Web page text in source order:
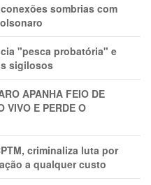
sombrias com
"pesca probatória" e
sigilosos
APANHA FEIO DE
VIVO E PERDE O
criminaliza luta por
a qualquer custo